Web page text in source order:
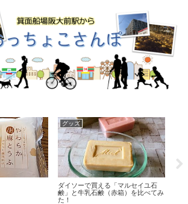
グッズ
ダイソーで買える「マルセイユ石
鹸」と牛乳石鹸（赤箱）を比べてみ
た！